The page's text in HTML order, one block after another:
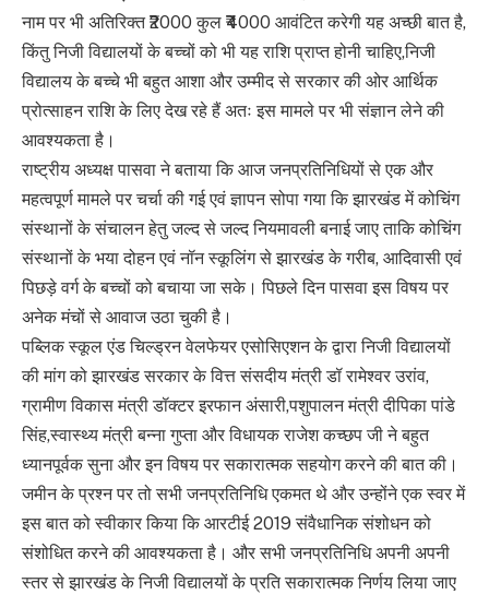
नाम पर भी अतिरिक्त ₹2000 कुल ₹4000 आवंटित करेगी यह अच्छी बात है,
किंतु निजी विद्यालयों के बच्चों को भी यह राशि प्राप्त होनी चाहिए,निजी
विद्यालय के बच्चे भी बहुत आशा और उम्मीद से सरकार की ओर आर्थिक
प्रोत्साहन राशि के लिए देख रहे हैं अतः इस मामले पर भी संज्ञान लेने की
आवश्यकता है।
राष्ट्रीय अध्यक्ष पासवा ने बताया कि आज जनप्रतिनिधियों से एक और
महत्वपूर्ण मामले पर चर्चा की गई एवं ज्ञापन सोपा गया कि झारखंड में कोचिंग
संस्थानों के संचालन हेतु जल्द से जल्द नियमावली बनाई जाए ताकि कोचिंग
संस्थानों के भया दोहन एवं नॉन स्कूलिंग से झारखंड के गरीब, आदिवासी एवं
पिछड़े वर्ग के बच्चों को बचाया जा सके। पिछले दिन पासवा इस विषय पर
अनेक मंचों से आवाज उठा चुकी है।
पब्लिक स्कूल एंड चिल्ड्रन वेलफेयर एसोसिएशन के द्वारा निजी विद्यालयों
की मांग को झारखंड सरकार के वित्त संसदीय मंत्री डॉ रामेश्वर उरांव,
ग्रामीण विकास मंत्री डॉक्टर इरफान अंसारी,पशुपालन मंत्री दीपिका पांडे
सिंह,स्वास्थ्य मंत्री बन्ना गुप्ता और विधायक राजेश कच्छप जी ने बहुत
ध्यानपूर्वक सुना और इन विषय पर सकारात्मक सहयोग करने की बात की।
जमीन के प्रश्न पर तो सभी जनप्रतिनिधि एकमत थे और उन्होंने एक स्वर में
इस बात को स्वीकार किया कि आरटीई 2019 संवैधानिक संशोधन को
संशोधित करने की आवश्यकता है। और सभी जनप्रतिनिधि अपनी अपनी
स्तर से झारखंड के निजी विद्यालयों के प्रति सकारात्मक निर्णय लिया जाए